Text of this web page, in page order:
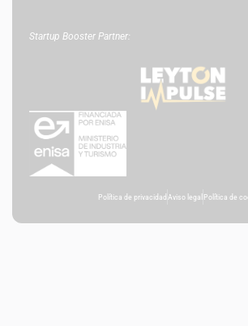
Startup Booster Partner:
Política de privacidad Aviso legal Política de